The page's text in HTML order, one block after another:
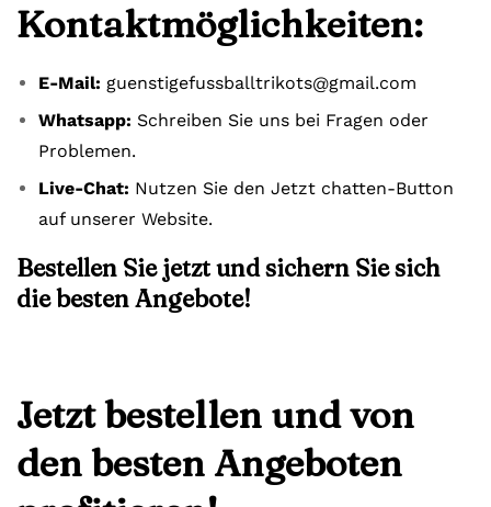
Kontaktmöglichkeiten:
E-Mail: guenstigefussballtrikots@gmail.com
Whatsapp: Schreiben Sie uns bei Fragen oder
Problemen.
Live-Chat: Nutzen Sie den Jetzt chatten-Button
auf unserer Website.
Bestellen Sie jetzt und sichern Sie sich
die besten Angebote!
Jetzt bestellen und von
den besten Angeboten